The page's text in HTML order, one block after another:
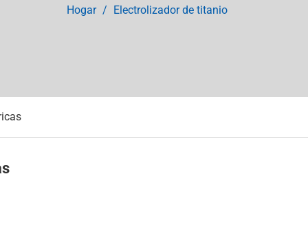
Hogar Electrolizador de titanio